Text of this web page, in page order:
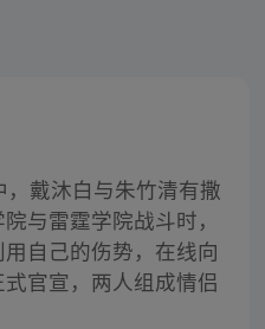
，戴沐白与朱竹清有撒
与雷霆学院战斗时，
自己的伤势，在线向
官宣，两人组成情侣